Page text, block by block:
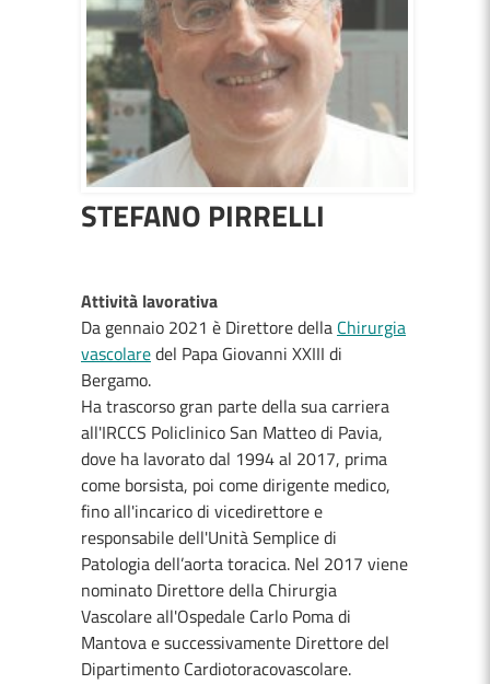
STEFANO PIRRELLI
Attività lavorativa
Da gennaio 2021 è Direttore della Chirurgia
vascolaredel Papa Giovanni XXIII di
Bergamo.
Ha trascorso gran parte della sua carriera
all'IRCCS Policlinico San Matteo di Pavia,
dove ha lavorato dal 1994 al 2017, prima
come borsista, poi come dirigente medico,
fino all'incarico di vicedirettore e
responsabile dell'Unità Semplice di
Patologia dell’aorta toracica. Nel 2017 viene
nominato Direttore della Chirurgia
Vascolare all'Ospedale Carlo Poma di
Mantova e successivamente Direttore del
Dipartimento Cardiotoracovascolare.